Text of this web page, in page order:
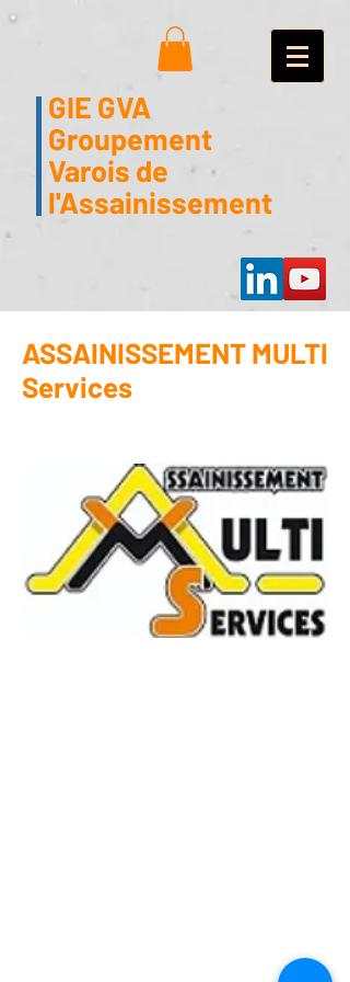
GIE GVA
Groupement
Varois de
l'Assainissement
ASSAINISSEMENT MULTI
Services